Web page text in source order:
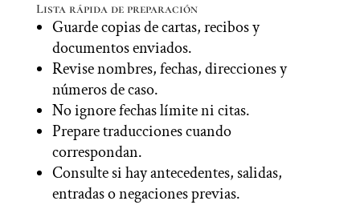
Lista rápida de preparación
Guarde copias de cartas, recibos y
documentos enviados.
Revise nombres, fechas, direcciones y
números de caso.
No ignore fechas límite ni citas.
Prepare traducciones cuando
correspondan.
Consulte si hay antecedentes, salidas,
entradas o negaciones previas.